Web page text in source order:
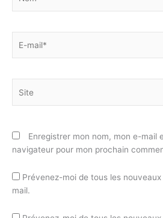
mail*
Enregistrer mon nom, mon e-mail
navigateur pour mon prochain
Prévenez-moi de tous les
mail.